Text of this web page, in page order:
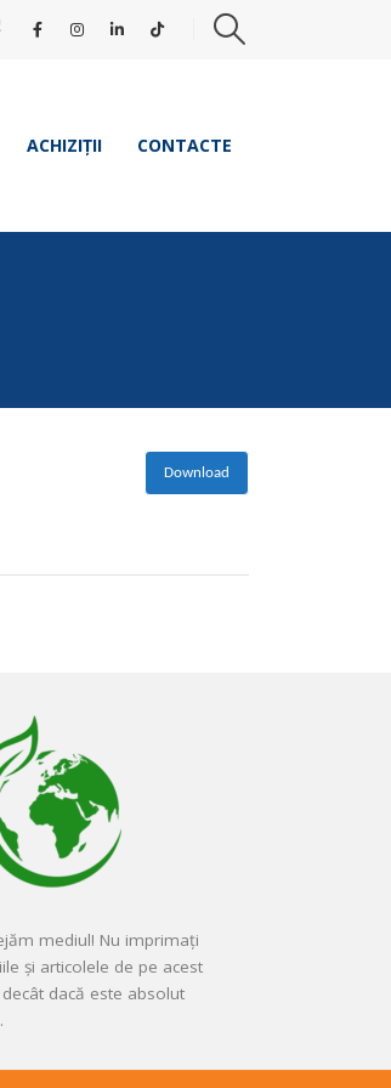
ACHIZIȚII CONTACTE
Download
mediul! Nu imprimați
și articolele de pe acest
dacă este absolut